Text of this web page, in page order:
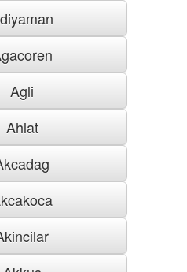
Agli
Ahlat